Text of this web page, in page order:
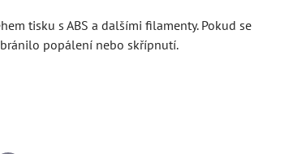
tisku s ABS a dalšími filamenty. Pokud se
popálení nebo skřípnutí.